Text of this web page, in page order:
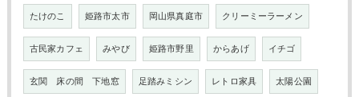
たけのこ 姫路市太市 岡山県真庭市 クリーミーラーメン
古民家カフェ みやび 姫路市野里 からあげ イチゴ
玄関 床の間 下地窓 足踏みミシン レトロ家具 太陽公園